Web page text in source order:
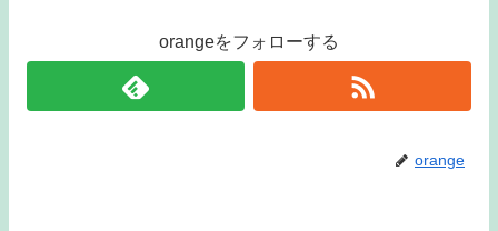
orangeをフォローする
orange